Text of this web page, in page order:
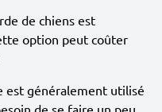
de chiens est
option peut coûter
est généralement utilisé
de se faire un peu